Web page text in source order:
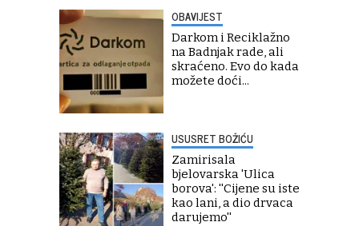
OBAVIJEST
Darkom i Reciklažno
na Badnjak rade, ali
skraćeno. Evo do kada
možete doći...
USUSRET BOŽIĆU
Zamirisala
bjelovarska 'Ulica
borova': ''Cijene su iste
kao lani, a dio drvaca
darujemo''